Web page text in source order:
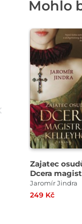
Mohlo
Zajatec
Dcera
Kelleyho
Jaromír Jindra
249 Kč